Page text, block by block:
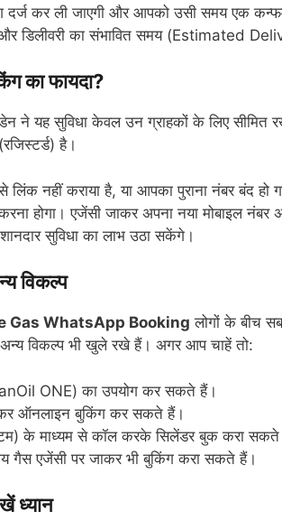
कर ली जाएगी और आपको उसी समय एक
डिलीवरी का संभावित समय (Estimated
का फायदा?
ने यह सुविधा केवल उन ग्राहकों के लिए सीमित
है।
नहीं कराया है, या आपका पुराना नंबर बंद हो
होगा। एजेंसी जाकर अपना नया मोबाइल नंबर
सुविधा का लाभ उठा सकेंगे।
विकल्प
Gas WhatsApp Booking लोगों के बीच
विकल्प भी खुले रखे हैं। अगर आप चाहें तो:
ONE) का उपयोग कर सकते हैं।
ऑनलाइन बुकिंग कर सकते हैं।
के माध्यम से कॉल करके सिलेंडर बुक करा सकते
गैस एजेंसी पर जाकर भी बुकिंग करा सकते हैं।
ध्यान